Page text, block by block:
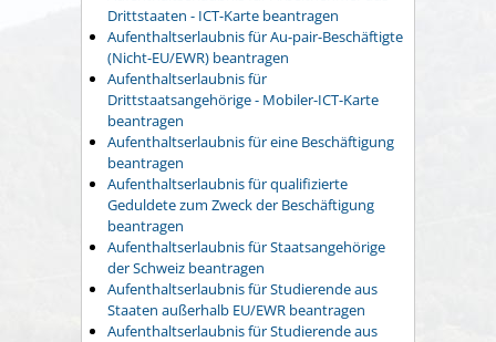
Drittstaaten - ICT-Karte beantragen
Aufenthaltserlaubnis für Au-pair-Beschäftigte
(Nicht-EU/EWR) beantragen
Aufenthaltserlaubnis für
Drittstaatsangehörige - Mobiler-ICT-Karte
beantragen
Aufenthaltserlaubnis für eine Beschäftigung
beantragen
Aufenthaltserlaubnis für qualifizierte
Geduldete zum Zweck der Beschäftigung
beantragen
Aufenthaltserlaubnis für Staatsangehörige
der Schweiz beantragen
Aufenthaltserlaubnis für Studierende aus
Staaten außerhalb EU/EWR beantragen
Aufenthaltserlaubnis für Studierende aus